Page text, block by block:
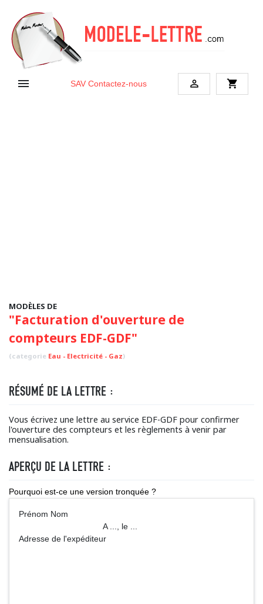
 SAV Contactez-nous  shopping_cart
MODÈLES DE
"Facturation d'ouverture de
compteurs EDF-GDF"
(categorie Eau - Electricité - Gaz)
RÉSUMÉ DE LA LETTRE :
Vous écrivez une lettre au service EDF-GDF pour confirmer
l'ouverture des compteurs et les règlements à venir par
mensualisation.
APERÇU DE LA LETTRE :
Pourquoi est-ce une version tronquée ?
Prénom Nom
A ..., le ...
Adresse de l'expéditeur